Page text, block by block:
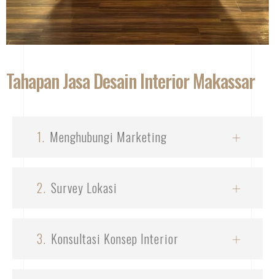
Tahapan Jasa Desain Interior Makassar
1. Menghubungi Marketing
2. Survey Lokasi
3. Konsultasi Konsep Interior